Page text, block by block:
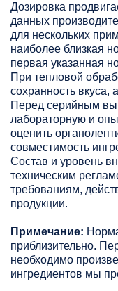
Дозировка
данных
для нескольких
наиболее близкая
первая указанная
При тепловой
сохранность вкуса,
Перед серийным
лабораторную и
оценить
совместимость
Состав и уровень
техническим
требованиям,
продукции.
Примечание:
приблизительно.
необходимо
ингредиентов мы